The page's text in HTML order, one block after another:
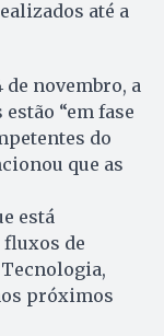
até a
de novembro, a
“em fase
do
que as
está
de
próximos